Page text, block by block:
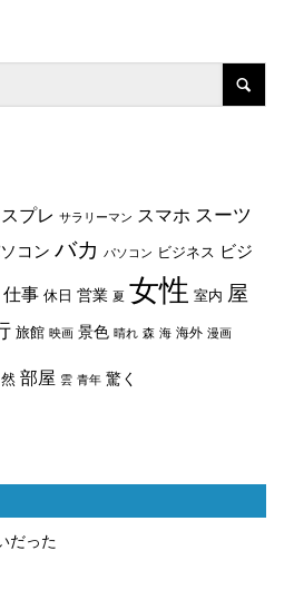
プレ サラリーマン スマホ スーツ
コン バカ パソコン ビジネス ビジ
仕事 休日 営業 夏 女性 室内 屋
旅館 映画 景色 晴れ 森 海 海外 漫画
部屋 雲 青年 驚く
だった